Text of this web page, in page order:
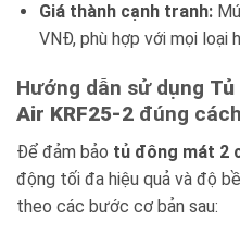
Giá thành cạnh tranh:
VNĐ, phù hợp với mọi loại
Hướng dẫn sử dụng
Air KRF25-2 đúng cách
Để đảm bảo tủ đông mát 2
động tối đa hiệu quả và độ
theo các bước cơ bản sau: